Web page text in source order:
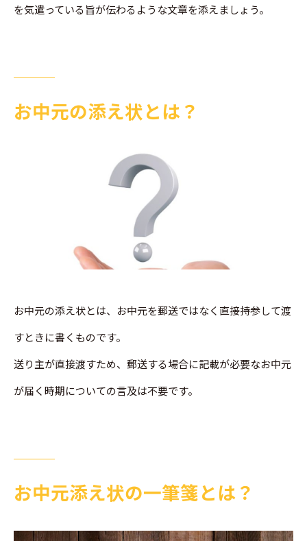
を気遣っている旨が伝わるような文章を添えましょう。
お中元の添え状とは？
お中元の添え状とは、お中元を郵送ではなく直接持参して渡
すときに書くものです。
送り主が直接渡すため、郵送する場合に記載が必要なお中元
が届く時期についての言及は不要です。
お中元添え状の一筆箋とは？